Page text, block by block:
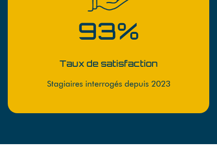
93%
Taux de satisfaction
Stagiaires interrogés depuis 2023